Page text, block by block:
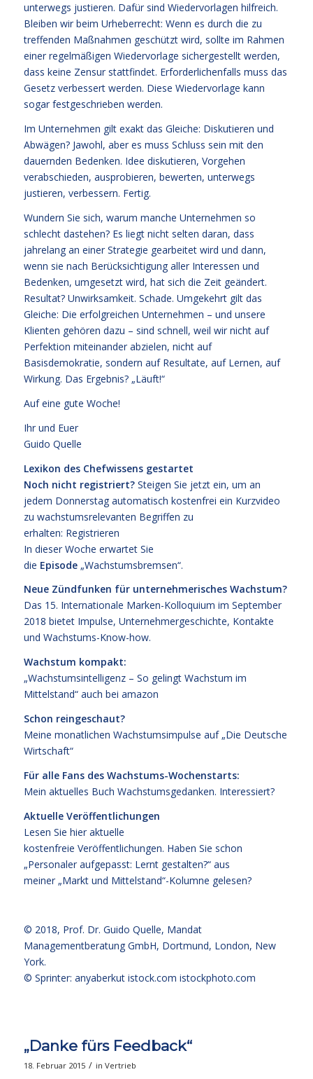
unterwegs justieren. Dafür sind Wiedervorlagen hilfreich.
Bleiben wir beim Urheberrecht: Wenn es durch die zu
treffenden Maßnahmen geschützt wird, sollte im Rahmen
einer regelmäßigen Wiedervorlage sichergestellt werden,
dass keine Zensur stattfindet. Erforderlichenfalls muss das
Gesetz verbessert werden. Diese Wiedervorlage kann
sogar festgeschrieben werden.
Im Unternehmen gilt exakt das Gleiche: Diskutieren und
Abwägen? Jawohl, aber es muss Schluss sein mit den
dauernden Bedenken. Idee diskutieren, Vorgehen
verabschieden, ausprobieren, bewerten, unterwegs
justieren, verbessern. Fertig.
Wundern Sie sich, warum manche Unternehmen so
schlecht dastehen? Es liegt nicht selten daran, dass
jahrelang an einer Strategie gearbeitet wird und dann,
wenn sie nach Berücksichtigung aller Interessen und
Bedenken, umgesetzt wird, hat sich die Zeit geändert.
Resultat? Unwirksamkeit. Schade. Umgekehrt gilt das
Gleiche: Die erfolgreichen Unternehmen – und unsere
Klienten gehören dazu – sind schnell, weil wir nicht auf
Perfektion miteinander abzielen, nicht auf
Basisdemokratie, sondern auf Resultate, auf Lernen, auf
Wirkung. Das Ergebnis? „Läuft!“
Auf eine gute Woche!
Ihr und Euer
Guido Quelle
Lexikon des Chefwissens gestartet
Noch nicht registriert?Steigen Sie jetzt ein, um an
jedem Donnerstag automatisch kostenfrei ein Kurzvideo
zu wachstumsrelevanten Begriffen zu
erhalten: Registrieren
In dieser Woche erwartet Sie
die Episode„Wachstumsbremsen“.
Neue Zündfunken für unternehmerisches Wachstum?
Das 15. Internationale Marken-Kolloquium im September
2018 bietet Impulse, Unternehmergeschichte, Kontakte
und Wachstums-Know-how.
Wachstum kompakt:
„Wachstumsintelligenz – So gelingt Wachstum im
Mittelstand“auch bei amazon
Schon reingeschaut?
Meine monatlichen Wachstumsimpulse auf „Die Deutsche
Wirtschaft“
Für alle Fans des Wachstums-Wochenstarts:
Mein aktuelles Buch Wachstumsgedanken. Interessiert?
Aktuelle Veröffentlichungen
Lesen Sie hier aktuelle
kostenfreie Veröffentlichungen. Haben Sie schon
„Personaler aufgepasst: Lernt gestalten?“ aus
meiner „Markt und Mittelstand“-Kolumne gelesen?
© 2018, Prof. Dr. Guido Quelle, Mandat
Managementberatung GmbH, Dortmund, London, New
York.
© Sprinter: anyaberkut istock.com istockphoto.com
„Danke fürs Feedback“
18. Februar 2015 / in Vertrieb